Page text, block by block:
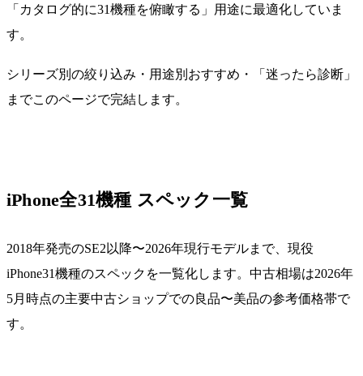
「カタログ的に31機種を俯瞰する」用途に最適化していま
す。
シリーズ別の絞り込み・用途別おすすめ・「迷ったら診断」
までこのページで完結します。
iPhone全31機種 スペック一覧
2018年発売のSE2以降〜2026年現行モデルまで、現役
iPhone31機種のスペックを一覧化します。中古相場は2026年
5月時点の主要中古ショップでの良品〜美品の参考価格帯で
す。